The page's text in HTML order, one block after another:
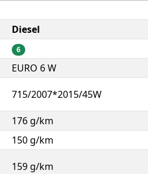
Diesel
6
EURO 6 W
715/2007*2015/45W
176 g/km
150 g/km
159 g/km